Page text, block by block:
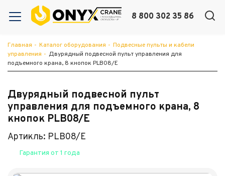
8 800 302 35 86
Главная - Каталог оборудования - Подвесные пульты и кабели
управления - Двурядный подвесной пульт управления для
подъемного крана, 8 кнопок PLB08/E
Двурядный подвесной пульт
управления для подъемного крана, 8
кнопок PLB08/E
Артикль: PLB08/E
Гарантия от 1 года